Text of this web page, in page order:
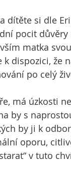
dítěte si dle
pocit důvěry
matka
dispozici, že
po celý
má úzkosti
by s
by ji k
oporu,
v tuto